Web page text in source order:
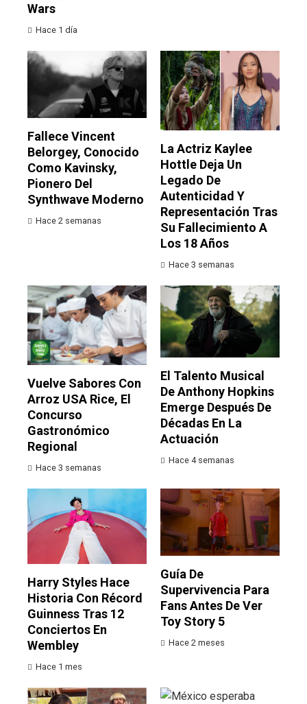
Wars
Hace 1 día
Fallece Vincent
Belorgey, Conocido
Como Kavinsky,
Pionero Del
Synthwave Moderno
Hace 2 semanas
La Actriz Kaylee
Hottle Deja Un
Legado De
Autenticidad Y
Representación Tras
Su Fallecimiento A
Los 18 Años
Hace 3 semanas
Vuelve Sabores Con
Arroz USA Rice, El
Concurso
Gastronómico
Regional
Hace 3 semanas
El Talento Musical
De Anthony Hopkins
Emerge Después De
Décadas En La
Actuación
Hace 4 semanas
Harry Styles Hace
Historia Con Récord
Guinness Tras 12
Conciertos En
Wembley
Hace 1 mes
Guía De
Supervivencia Para
Fans Antes De Ver
Toy Story 5
Hace 2 meses